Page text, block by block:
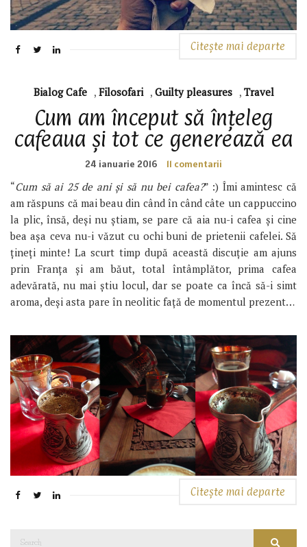
Citește mai departe
Bialog Cafe , Filosofari , Guilty pleasures , Travel
Cum am început să înțeleg
cafeaua și tot ce generează ea
24 ianuarie 2016 11 comentarii
“Cum să ai 25 de ani și să nu bei cafea?” :) Îmi amintesc că
am răspuns că mai beau din când în când câte un cappuccino
la plic, însă, deși nu știam, se pare că aia nu-i cafea și cine
bea așa ceva nu-i văzut cu ochi buni de prietenii cafelei. Să
țineți minte! La scurt timp după această discuție am ajuns
prin Franța și am băut, total întâmplător, prima cafea
adevărată, nu mai știu locul, dar se poate ca încă să-i simt
aroma, deși asta pare în neolitic față de momentul prezent…
Citește mai departe